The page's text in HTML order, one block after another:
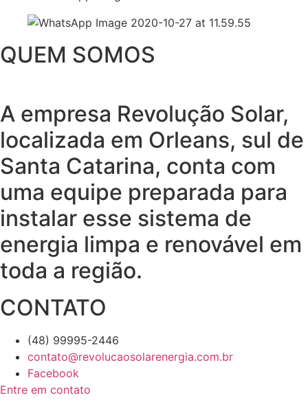
QUEM SOMOS
A empresa Revolução Solar,
localizada em Orleans, sul de
Santa Catarina, conta com
uma equipe preparada para
instalar esse sistema de
energia limpa e renovável em
toda a região.
CONTATO
(48) 99995-2446
contato@revolucaosolarenergia.com.br
Facebook
Entre em contato